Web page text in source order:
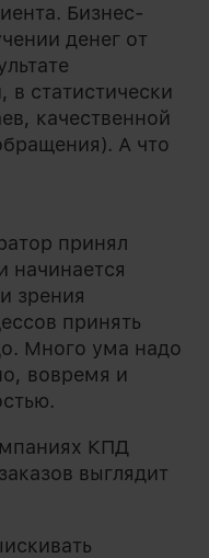
Бизнес-
денег от
в статистически
качественной
А что
принял
начинается
зрения
принять
Много ума надо
вовремя и
КПД
выглядит